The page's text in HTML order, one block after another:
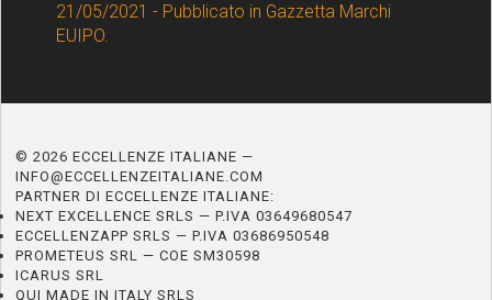
21/05/2021 - Pubblicato in Gazzetta Marchi
EUIPO.
© 2026 ECCELLENZE ITALIANE —
INFO@ECCELLENZEITALIANE.COM
PARTNER DI ECCELLENZE ITALIANE:
NEXT EXCELLENCE SRLS — P.IVA 03649680547
ECCELLENZAPP SRLS — P.IVA 03686950548
PROMETEUS SRL — COE SM30598
ICARUS SRL
QUI MADE IN ITALY SRLS